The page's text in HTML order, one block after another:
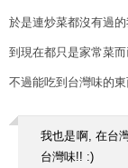
於是連炒菜都沒有過
到現在都只是家常菜
不過能吃到台灣味的
我也是啊, 在台
台灣味!! :)